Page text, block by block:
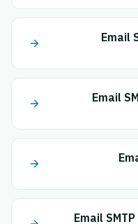
Email
Email
Email